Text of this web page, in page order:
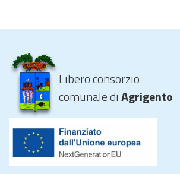
Libero consorzio
comunale diAgrigento